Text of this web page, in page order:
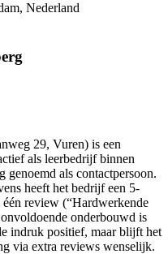
Nederland
29, Vuren) is een
als leerbedrijf binnen
genoemd als contactpersoon.
heeft het bedrijf een 5-
één review (“Hardwerkende
onderbouwd is
indruk positief, maar blijft het
via extra reviews wenselijk.